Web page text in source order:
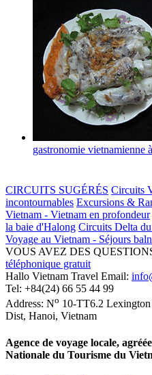
gastronomie vietnamienne
CIRCUITS SUGÉRÉS Circuits
incontournables Excursions &
Vietnam - Vietnam en profondeur
la baie d'Halong Circuits Delta
Voyage au Vietnam - Séjours
VOUS AVEZ DES
téléphonique gratuit
Hallo Vietnam Travel Email:
Tel: +84(24) 66 55 44 99
Address: No 10-TT6.2
Dist, Hanoi, Vietnam
Agence de voyage locale,
Nationale du Tourisme du